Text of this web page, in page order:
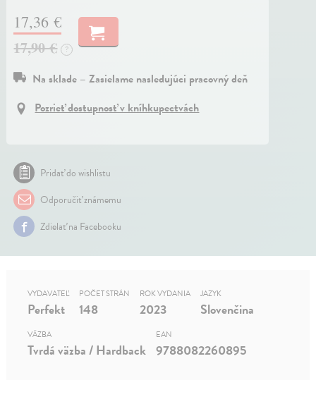
17,36 €
17,90 €
?
Na sklade – Zasielame nasledujúci pracovný deň
Pozrieť dostupnosť v kníhkupectvách
Pridať do wishlistu
Odporučiť známemu
Zdielať na Facebooku
VYDAVATEĽ
Perfekt
POČET STRÁN
148
ROK VYDANIA
2023
JAZYK
Slovenčina
VÄZBA
Tvrdá väzba / Hardback
EAN
9788082260895